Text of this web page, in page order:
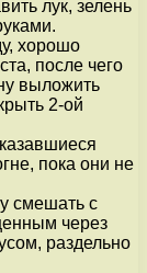
лук, зелень
хорошо
после чего
выложить
2-ой
пока они не
смешать с
через
раздельно